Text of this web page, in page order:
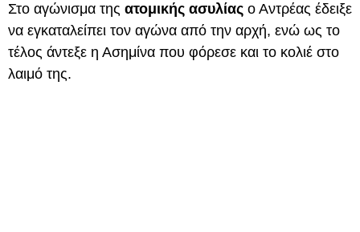
Στο αγώνισμα της ατομικής ασυλίας ο Αντρέας έδειξε
να εγκαταλείπει τον αγώνα από την αρχή, ενώ ως το
τέλος άντεξε η Ασημίνα που φόρεσε και το κολιέ στο
λαιμό της.